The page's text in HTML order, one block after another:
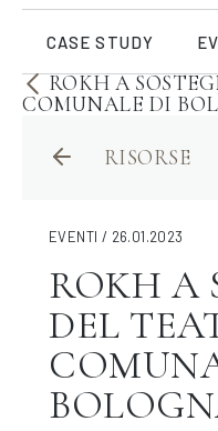
CASE STUDY
ROKH A
COMUNALE DI
RISORSE
EVENTI / 26.01.2023
ROKH A
DEL